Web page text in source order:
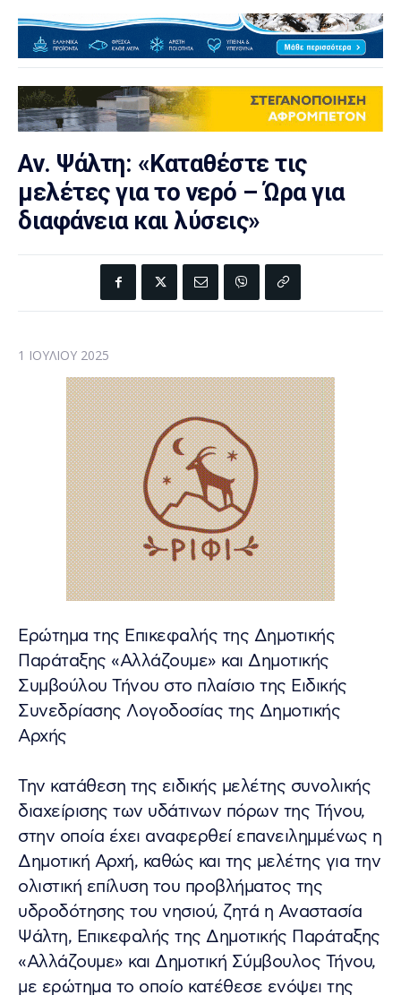
Αν. Ψάλτη: «Καταθέστε τις
μελέτες για το νερό – Ώρα για
διαφάνεια και λύσεις»
1 ΙΟΥΛΊΟΥ 2025
Ερώτημα της Επικεφαλής της Δημοτικής
Παράταξης «Αλλάζουμε» και Δημοτικής
Συμβούλου Τήνου στο πλαίσιο της Ειδικής
Συνεδρίασης Λογοδοσίας της Δημοτικής
Αρχής
Την κατάθεση της ειδικής μελέτης συνολικής
διαχείρισης των υδάτινων πόρων της Τήνου,
στην οποία έχει αναφερθεί επανειλημμένως η
Δημοτική Αρχή, καθώς και της μελέτης για την
ολιστική επίλυση του προβλήματος της
υδροδότησης του νησιού, ζητά η Αναστασία
Ψάλτη, Επικεφαλής της Δημοτικής Παράταξης
«Αλλάζουμε» και Δημοτική Σύμβουλος Τήνου,
με ερώτημα το οποίο κατέθεσε ενόψει της